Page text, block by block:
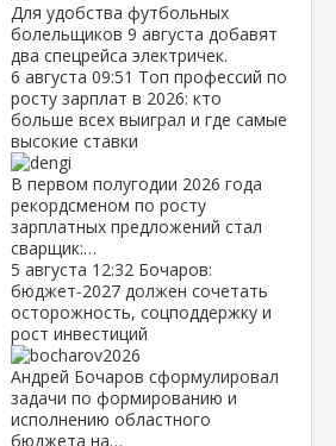
Для удобства футбольных
болельщиков 9 августа добавят
два спецрейса электричек.
6 августа 09:51 Топ профессий по
росту зарплат в 2026: кто
больше всех выиграл и где самые
высокие ставки
В первом полугодии 2026 года
рекордсменом по росту
зарплатных предложений стал
сварщик:…
5 августа 12:32 Бочаров:
бюджет‑2027 должен сочетать
осторожность, соцподдержку и
рост инвестиций
Андрей Бочаров сформулировал
задачи по формированию и
исполнению областного
бюджета на…